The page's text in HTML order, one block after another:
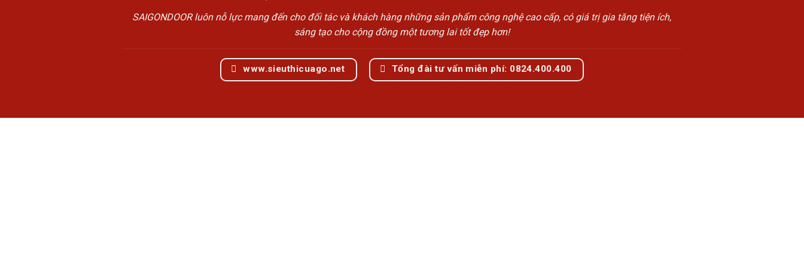
SAIGONDOOR luôn nỗ lực mang đến cho đối tác và khách hàng những sản phẩm công nghệ cao cấp, có giá trị gia tăng tiện ích,
sáng tạo cho cộng đồng một tương lai tốt đẹp hơn!
www.sieuthicuago.net Tổng đài tư vấn miễn phí: 0824.400.400